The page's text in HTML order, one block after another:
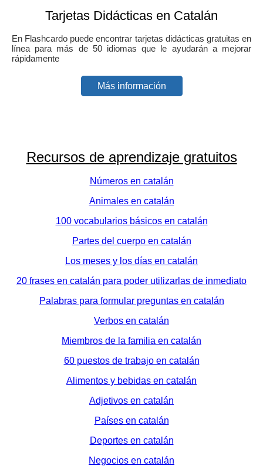
Tarjetas Didácticas en Catalán
En Flashcardo puede encontrar tarjetas didácticas gratuitas en
línea para más de 50 idiomas que le ayudarán a mejorar
rápidamente
Más información
Recursos de aprendizaje gratuitos
Números en catalán
Animales en catalán
100 vocabularios básicos en catalán
Partes del cuerpo en catalán
Los meses y los días en catalán
20 frases en catalán para poder utilizarlas de inmediato
Palabras para formular preguntas en catalán
Verbos en catalán
Miembros de la familia en catalán
60 puestos de trabajo en catalán
Alimentos y bebidas en catalán
Adjetivos en catalán
Países en catalán
Deportes en catalán
Negocios en catalán